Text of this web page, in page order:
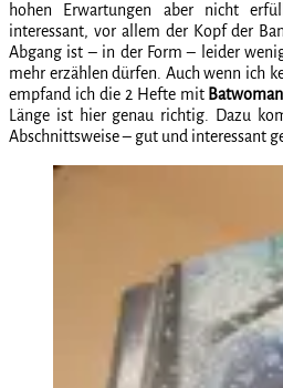
hohen Erwartungen aber nicht
interessant, vor allem der Kopf der
Abgang ist – in der Form – leider
mehr erzählen dürfen. Auch wenn ich
empfand ich die 2 Hefte mit Batwoman
Länge ist hier genau richtig. Dazu
Abschnittsweise – gut und interessant